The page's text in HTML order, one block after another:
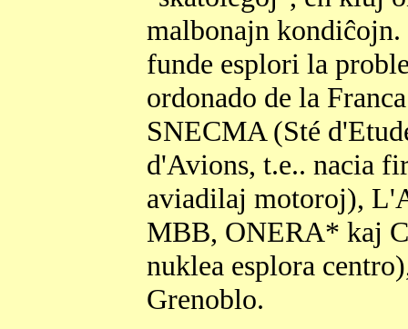
malbonajn
funde esplori la
ordonado de la
SNECMA (Sté
d'Avions, t.e.. nacia
aviadilaj motoroj),
MBB, ONERA* kaj
nuklea esplora
Grenoblo.